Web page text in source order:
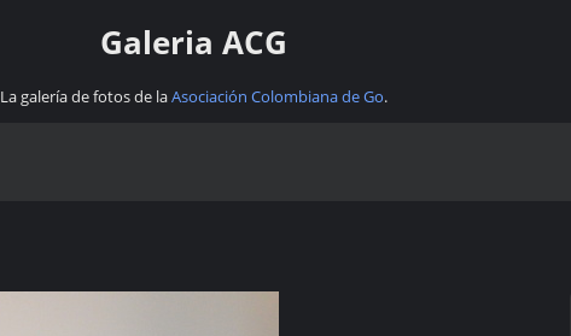
Galeria ACG
La galería de fotos de laAsociación Colombiana de Go.